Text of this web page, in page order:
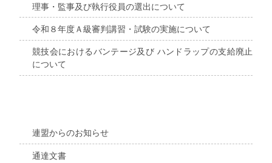
理事・監事及び執行役員の選出について
令和８年度Ａ級審判講習・試験の実施について
競技会におけるバンテージ及び ハンドラップの支給廃止
について
連盟からのお知らせ
通達文書